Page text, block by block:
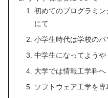
初めてのプログラミ
にて
小学生時代は学校の
中学生になってようや
大学では情報工学科へ
ソフトウェア工学を